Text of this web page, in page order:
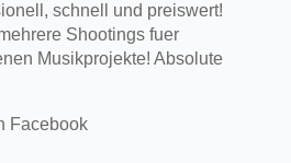
schnell und preiswert!
Shootings fuer
Musikprojekte! Absolute
Facebook